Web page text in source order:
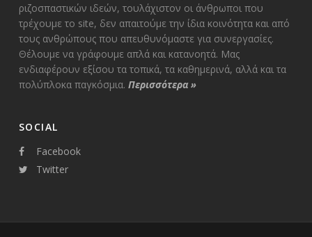
ριζοσπαστικών ιδεών, τουλάχιστον οι άνθρωποι που
τρέχουμε το site, δεν απαιτούμε την ίδια κοινότητα και από
τους ανθρώπους που απευθυνόμαστε για συνεργασίες.
Θέλουμε να γράφουμε απλά και κατανοητά. Μας
ενδιαφέρουν εξίσου τα τοπικά, τα καθημερινά, αλλά και τα
πολύπλοκα παγκόσμια. Περισσότερα»
SOCIAL
Facebook
Twitter